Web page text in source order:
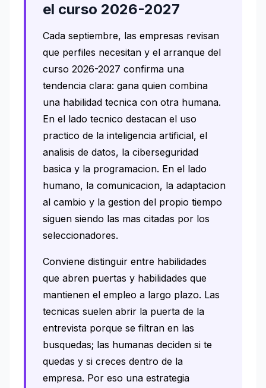
el curso 2026-2027
Cada septiembre, las empresas revisan
que perfiles necesitan y el arranque del
curso 2026-2027 confirma una
tendencia clara: gana quien combina
una habilidad tecnica con otra humana.
En el lado tecnico destacan el uso
practico de la inteligencia artificial, el
analisis de datos, la ciberseguridad
basica y la programacion. En el lado
humano, la comunicacion, la adaptacion
al cambio y la gestion del propio tiempo
siguen siendo las mas citadas por los
seleccionadores.
Conviene distinguir entre habilidades
que abren puertas y habilidades que
mantienen el empleo a largo plazo. Las
tecnicas suelen abrir la puerta de la
entrevista porque se filtran en las
busquedas; las humanas deciden si te
quedas y si creces dentro de la
empresa. Por eso una estrategia